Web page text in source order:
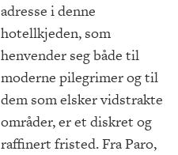
adresse i denne
hotellkjeden, som
henvender seg både til
moderne pilegrimer og til
dem som elsker vidstrakte
områder, er et diskret og
raffinert fristed. Fra Paro,